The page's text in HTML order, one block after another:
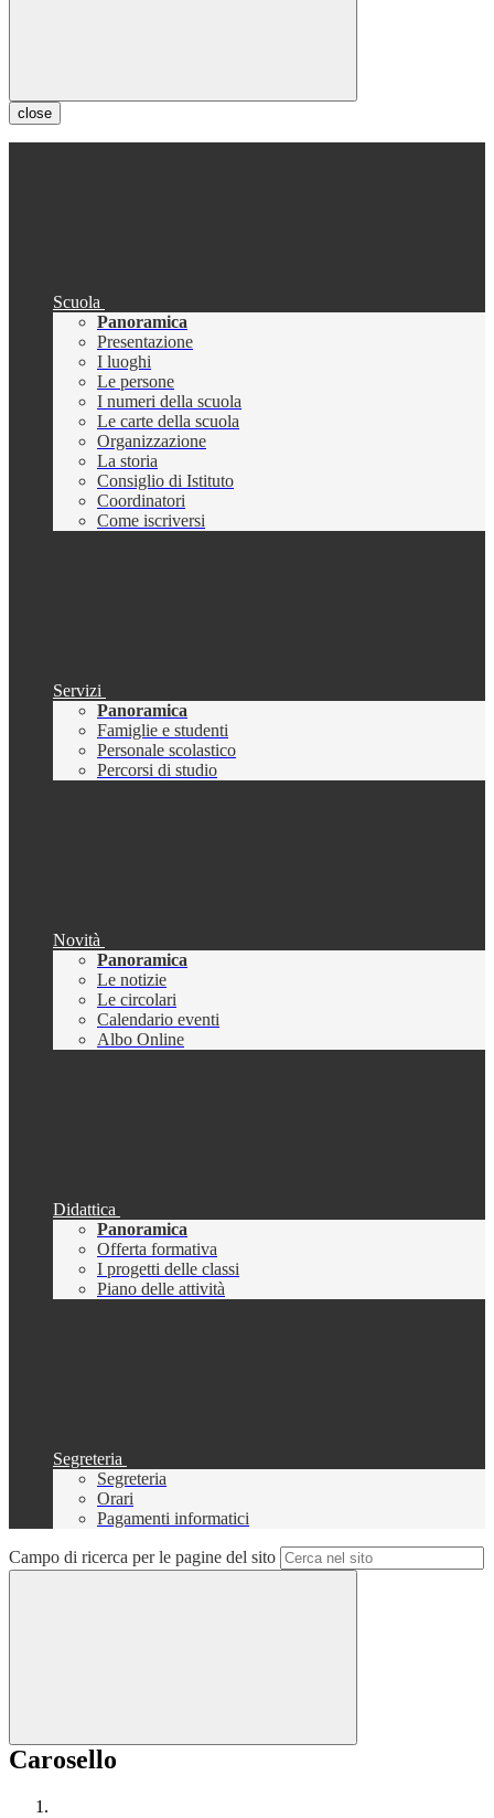
close
Scuola
Panoramica
Presentazione
I luoghi
Le persone
I numeri della scuola
Le carte della scuola
Organizzazione
La storia
Consiglio di Istituto
Coordinatori
Come iscriversi
Servizi
Panoramica
Famiglie e studenti
Personale scolastico
Percorsi di studio
Novità
Panoramica
Le notizie
Le circolari
Calendario eventi
Albo Online
Didattica
Panoramica
Offerta formativa
I progetti delle classi
Piano delle attività
Segreteria
Segreteria
Orari
Pagamenti informatici
Campo di ricerca per le pagine del sito
Carosello